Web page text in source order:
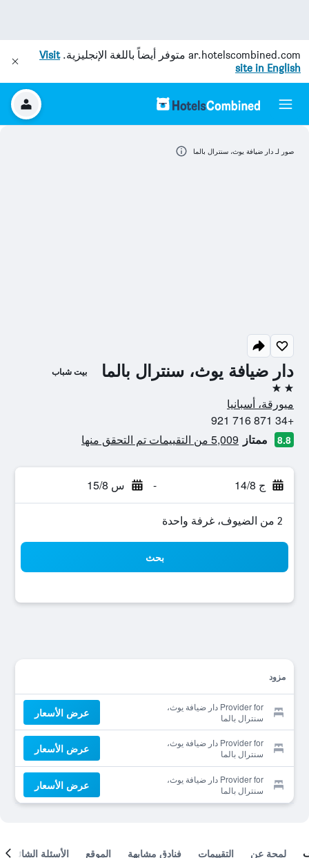
ar.hotelscombined.com متوفر أيضاً باللغة الإنجليزية.Visit
site in English
دار ضيافة يوث، سنترال بالما بيت شباب
2 نجمتين
ميورقة، أسبانيا
+34 871 716 921
8.8 ممتاز 5,009 من التقييمات تم التحقق منها
ج 14/8 - س 15/8
2 من الضيوف، غرفة واحدة
بحث
مزود
Provider for دار ضيافة يوث،
سنترال بالما
عرض الأسعار
Provider for دار ضيافة يوث،
سنترال بالما
عرض الأسعار
Provider for دار ضيافة يوث،
سنترال بالما
عرض الأسعار
صور لـ دار ضيافة يوث، سنترال بالما
لمحة عن التقييمات فنادق مشابهة الموقع الأسئلة الشائعة